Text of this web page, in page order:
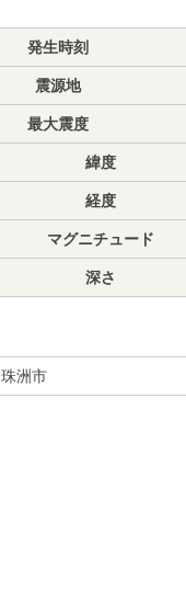
発生時刻
震源地
最大震度
緯度
経度
マグニチュード
深さ
珠洲市